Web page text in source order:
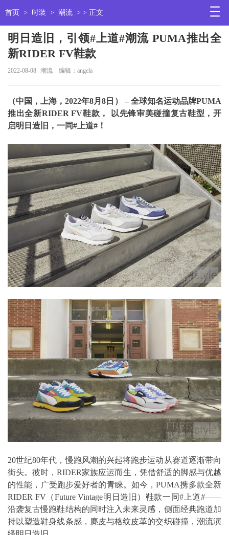
首页 > 时装 > 潮流 > > 正文
明日造旧，引领#上道#潮流 PUMA推出全
新RIDER FV鞋款
2022-08-08 潮流 编辑：angela
（中国，上海，2022年8月8日） – 全球知名运动品牌PUMA
推出全新RIDER FV鞋款， 以先锋审美碰撞复古鞋型，开
启明日造旧，一同#上道#！
20世纪80年代，慢跑风潮的兴起将跑步运动从赛道逐渐带向
街头。彼时，RIDER家族应运而生，凭借舒适的脚感与优越
的性能，广受跑步爱好者的青睐。如今，PUMA携多款全新
RIDER FV（Future Vintage明日造旧）鞋款一同#上道#——
沿袭复古慢跑鞋结构的同时注入未来灵感，侧面经典跑道加
持以塑造鞋身线条感，麂皮与格纹皮革的交织碰撞，潮流演